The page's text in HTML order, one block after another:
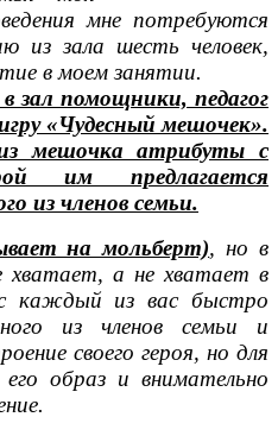
мне потребуются
из зала шесть человек,
в моем занятии.
зал помощники, педагог
«Чудесный мешочек».
мешочка атрибуты с
им предлагается
из членов семьи.
на мольберт), но в
а не хватает в
каждый из вас быстро
из членов семьи и
своего героя, но для
образ и внимательно